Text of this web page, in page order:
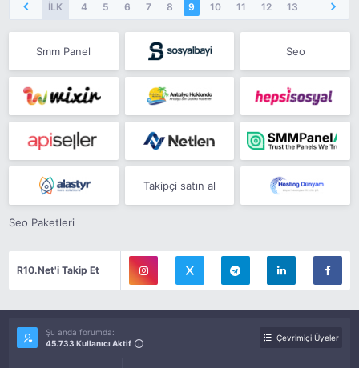
İLK 4 5 6 7 8 9 10 11 12 13
Smm Panel Seo
Takipçi satın al
Seo Paketleri
R10.Net'i Takip Et
Şu anda forumda:
45.733 Kullanıcı Aktif
Çevrimiçi Üyeler